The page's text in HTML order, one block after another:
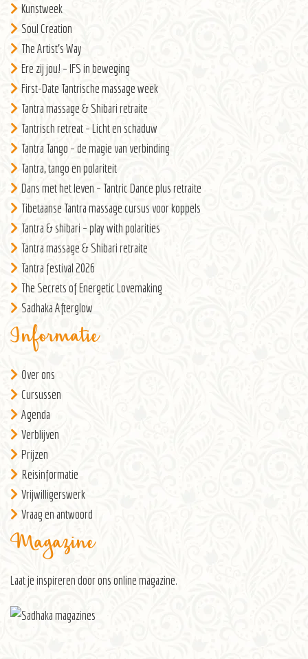
Kunstweek
Soul Creation
The Artist’s Way
Ere zij jou! – IFS in beweging
First-Date Tantrische massage week
Tantra massage & Shibari retraite
Tantrisch retreat – Licht en schaduw
Tantra Tango – de magie van verbinding
Tantra, tango en polariteit
Dans met het leven – Tantric Dance plus retraite
Tibetaanse Tantra massage cursus voor koppels
Tantra & shibari – play with polarities
Tantra massage & Shibari retraite
Tantra festival 2026
The Secrets of Energetic Lovemaking
Sadhaka Afterglow
Informatie
Over ons
Cursussen
Agenda
Verblijven
Prijzen
Reisinformatie
Vrijwilligerswerk
Vraag en antwoord
Magazine
Laat je inspireren door onsonline magazine.